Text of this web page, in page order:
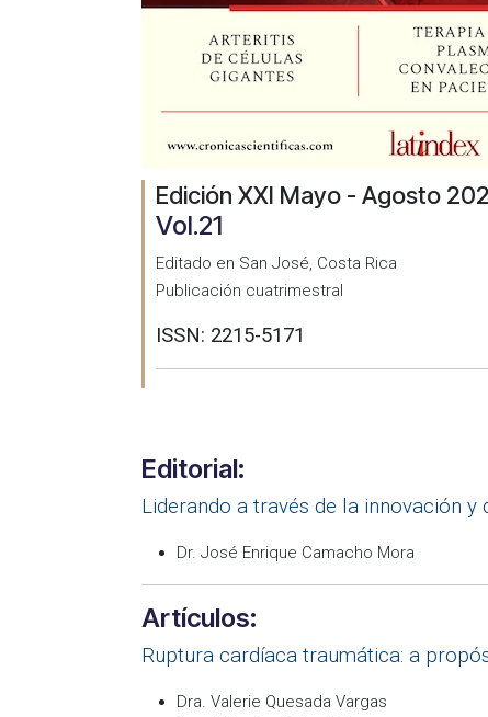
Edición XXI Mayo - Agosto
Vol.21
Editado en San José, Costa Rica
Publicación cuatrimestral
ISSN: 2215-5171
Editorial:
Liderando a través de la innovación y
Dr. José Enrique Camacho Mora
Artículos:
Ruptura cardíaca traumática: a
Dra. Valerie Quesada Vargas